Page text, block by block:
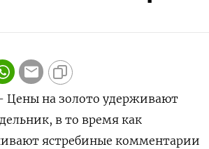
Цены на золото удерживают
в то время как
ястребиные комментарии